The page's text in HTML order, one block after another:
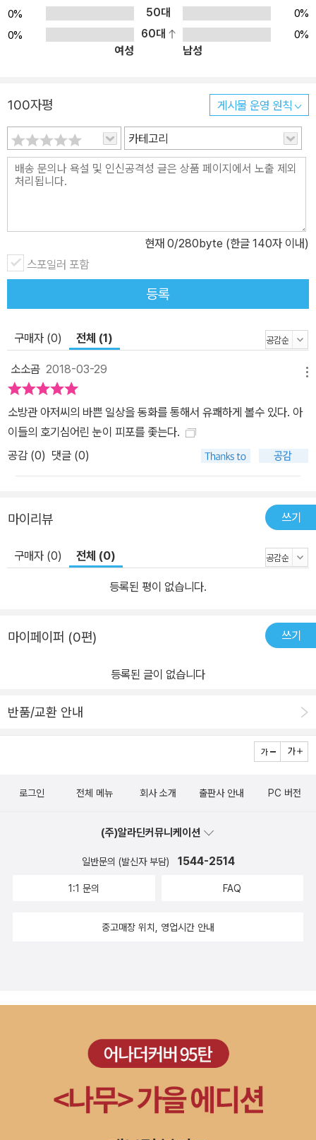
피곤한 소방차 피포를 도와주려면 어떡해야 할까? 바로, 늘 위험을
조심하는 것이지요. 우리가 위험에 처하지 않으면 소방차 피포도 한
가해지고 덜 피곤할 테니까요. 찻길을 건널 때 조심하고, 위험한 행동
도우러 갈 수 있어요. 그리고 때론 편안하게 쉴 수도 있을 거예요. 아
이에게 칭찬을 해 주세요. 잘한 것도 없는데 무슨 칭찬이냐며 고개를
갸우뚱하거든 이렇게 말해 보세요. “오늘 하루 소방관 아저씨가 편안
하게 쉴 수 있도록 안전하게 놀았으니까 칭찬받아야지.”
0% 50대
0%
0%
60대
0%
여성
남성
100자평 게시물 운영 원칙
카테고리
현재 0/280byte (한글 140자 이내)
스포일러 포함
등록
구매자 (0) 전체 (1)
소소곰 2018-03-29
소방관 아저씨의 바쁜 일상을 동화를 통해서 유쾌하게 볼수 있다. 아
이들의 호기심어린 눈이 피포를 좇는다.
공감 (0) 댓글 (0)
마이리뷰 쓰기
구매자 (0) 전체 (0)
등록된 평이 없습니다.
마이페이퍼 (0편) 쓰기
등록된 글이 없습니다
반품/교환 안내
로그인 전체 메뉴 회사 소개 출판사 안내 PC 버전
(주)알라딘커뮤니케이션
일반문의 (발신자 부담) 1544-2514
1:1 문의 FAQ
중고매장 위치, 영업시간 안내